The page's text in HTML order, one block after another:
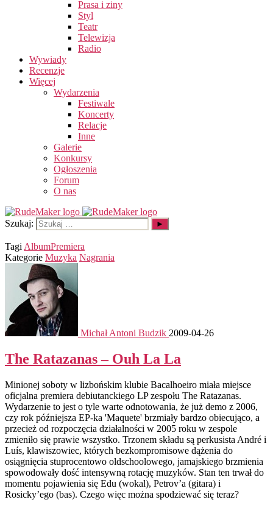
Prasa i ziny
Styl
Teatr
Telewizja
Radio
Wywiady
Recenzje
Więcej
Wydarzenia
Festiwale
Koncerty
Relacje
Inne
Galerie
Konkursy
Ogłoszenia
Forum
O nas
Szukaj:
Tagi AlbumPremiera
Kategorie Muzyka Nagrania
Michał Antoni Budzik 2009-04-26
The Ratazanas – Ouh La La
Minionej soboty w lizbońskim klubie Bacalhoeiro miała miejsce
oficjalna premiera debiutanckiego LP zespołu The Ratazanas.
Wydarzenie to jest o tyle warte odnotowania, że już demo z 2006,
czy rok późniejsza EP-ka 'Maquete' brzmiały bardzo obiecująco, a
przecież od rozpoczęcia działalności w 2005 roku w zespole
zmieniło się prawie wszystko. Trzonem składu są perkusista André i
Luís, klawiszowiec, których bezkompromisowe dążenia do
osiągnięcia stuprocentowo oldschoolowego, jamajskiego brzmienia
spowodowały dość intensywną rotację muzyków. Stan ten trwał do
momentu pojawienia się Edu (wokal), Petrov’a (gitara) i
Rosicky’ego (bas). Czego więc można spodziewać się teraz?